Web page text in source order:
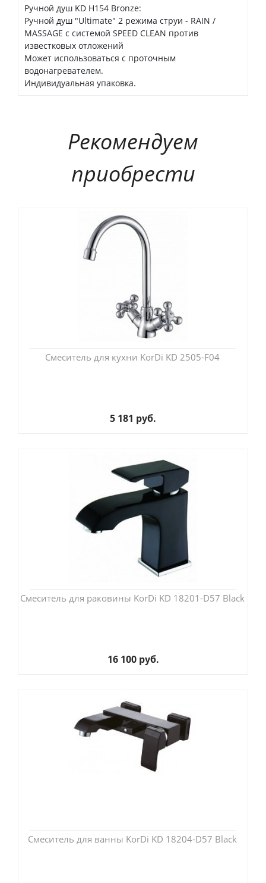
Ручной душ KD H154 Bronze:
Ручной душ "Ultimate" 2 режима струи - RAIN /
MASSAGE с системой SPEED CLEAN против
известковых отложений
Может использоваться с проточным
водонагревателем.
Индивидуальная упаковка.
Рекомендуем
приобрести
Смеситель для кухни KorDi KD 2505-F04
5 181 руб.
Смеситель для раковины KorDi KD 18201-D57 Black
16 100 руб.
Смеситель для ванны KorDi KD 18204-D57 Black